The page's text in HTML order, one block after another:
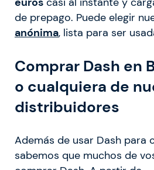
de prepago. Puede elegir
anónima, lista para ser
Comprar Dash en
o cualquiera de
distribuidores
Además de usar Dash para
sabemos que muchos de